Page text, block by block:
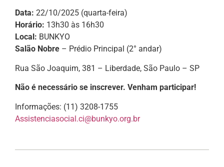
Data: 22/10/2025 (quarta-feira)
Horário: 13h30 às 16h30
Local: BUNKYO
Salão Nobre – Prédio Principal (2° andar)
Rua São Joaquim, 381 – Liberdade, São Paulo – SP
Não é necessário se inscrever. Venham participar!
Informações: (11) 3208-1755
Assistenciasocial.ci@bunkyo.org.br